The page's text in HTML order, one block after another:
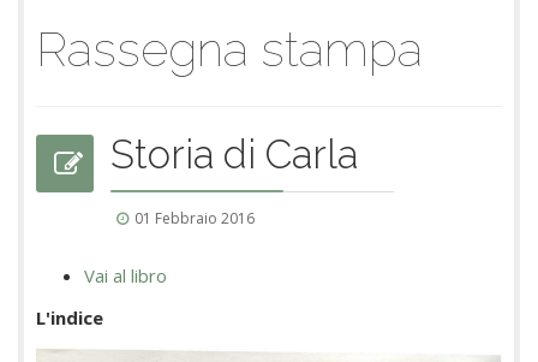
Rassegna stampa
Storia di Carla
01 Febbraio 2016
Vai al libro
L'indice